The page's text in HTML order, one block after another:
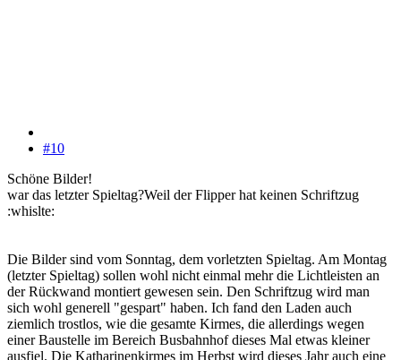
#10
Schöne Bilder!
war das letzter Spieltag?Weil der Flipper hat keinen Schriftzug
:whislte:
Die Bilder sind vom Sonntag, dem vorletzten Spieltag. Am Montag
(letzter Spieltag) sollen wohl nicht einmal mehr die Lichtleisten an
der Rückwand montiert gewesen sein. Den Schriftzug wird man
sich wohl generell "gespart" haben. Ich fand den Laden auch
ziemlich trostlos, wie die gesamte Kirmes, die allerdings wegen
einer Baustelle im Bereich Busbahnhof dieses Mal etwas kleiner
ausfiel. Die Katharinenkirmes im Herbst wird dieses Jahr auch eine